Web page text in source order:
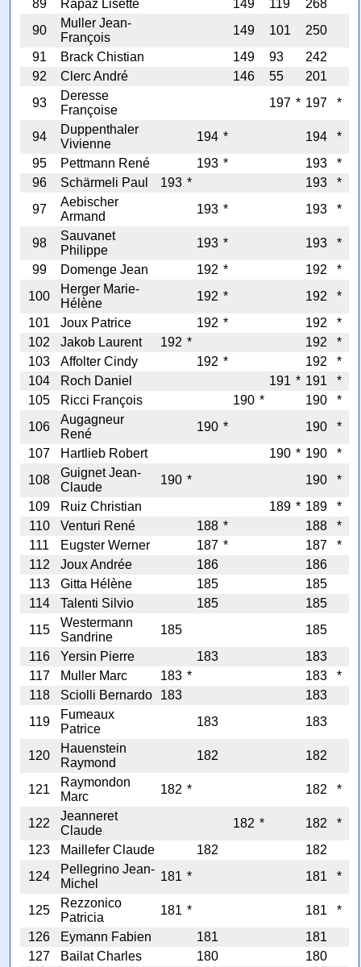
89 Rapaz Lisette 149 119
268
90
Muller Jean-
François
149 101
250
91
Brack Chistian 149 93
242
92
Clerc André 146 55
201
93
Deresse
Françoise
197 * 197 *
94
Duppenthaler
Vivienne
194 * 194
*
95
Pettmann René 193 * 193
*
96
Schärmeli Paul 193 * 193
*
97
Aebischer
Armand
193 * 193 *
98
Sauvanet
Philippe
193 * 193
*
99
Domenge Jean 192 * 192
*
100
Herger Marie-
Hélène
192 * 192
*
101
Joux Patrice 192 * 192
*
102
Jakob Laurent 192 * 192
*
103
Affolter Cindy 192 * 192
*
104
Roch Daniel 191 * 191
*
105
Ricci François 190 * 190
*
106
Augagneur
René
190 * 190
*
107
Hartlieb Robert 190 * 190
*
108
Guignet Jean-
Claude
190 * 190
*
109
Ruiz Christian 189 * 189
*
110
Venturi René 188 * 188
*
111
Eugster Werner 187 * 187
*
112
Joux Andrée 186
186
113
Gitta Hélène 185
185
114
Talenti Silvio 185
185
115
Westermann
Sandrine
185
185
116
Yersin Pierre 183
183
117
Muller Marc 183 * 183
*
118
Sciolli Bernardo 183
183
119
Fumeaux
Patrice
183 183
120
Hauenstein
Raymond
182 182
121
Raymondon
Marc
182 * 182 *
122
Jeanneret
Claude
182 * 182
*
123
Maillefer Claude 182
182
124
Pellegrino Jean-
Michel
181 * 181 *
125
Rezzonico
Patricia
181 * 181
*
126
Eymann Fabien 181
181
127
Bailat Charles 180
180